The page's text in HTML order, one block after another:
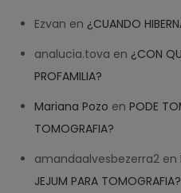
Ezvan en ¿CUANDO
analucia.tova en ¿CON
PROFAMILIA?
Mariana Pozo enPODE
TOMOGRAFIA?
amandaalvesbezerra2 en
JEJUM PARA TOMOGRAFIA?